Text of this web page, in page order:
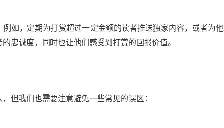
如，定期为打赏超过一定金额的读者推送独家内容，或者为他
忠诚度，同时也让他们感受到打赏的回报价值。
但我们也需要注意避免一些常见的误区：